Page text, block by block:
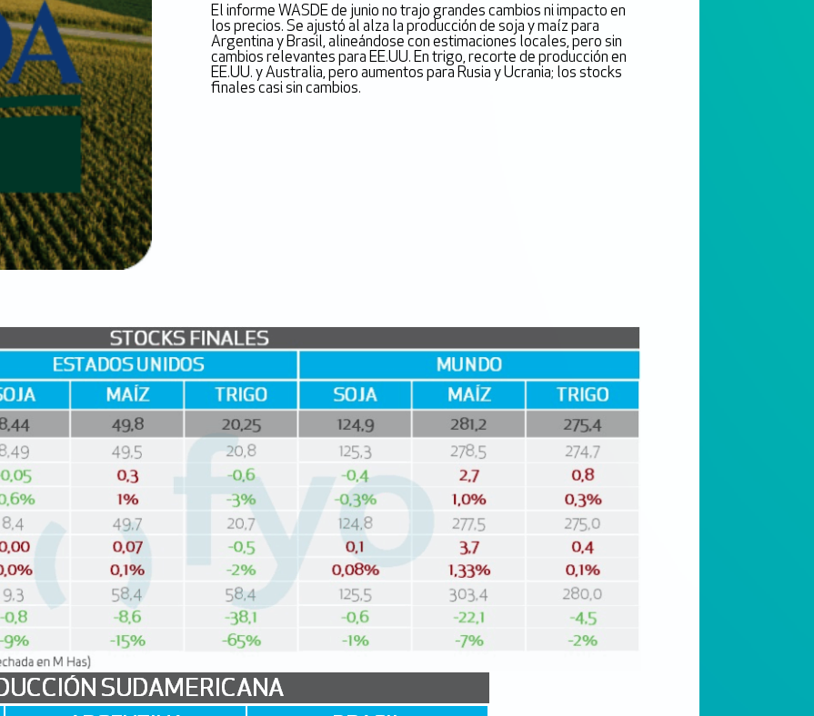
El informe WASDE de junio no trajo grandes cambios ni impacto en
los precios. Se ajustó al alza la producción de soja y maíz para
Argentina y Brasil, alineándose con estimaciones locales, pero sin
cambios relevantes para EE.UU. En trigo, recorte de producción en
EE.UU. y Australia, pero aumentos para Rusia y Ucrania; los stocks
finales casi sin cambios.